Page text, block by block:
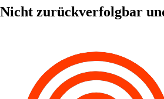
Nicht zurückverfolgbar